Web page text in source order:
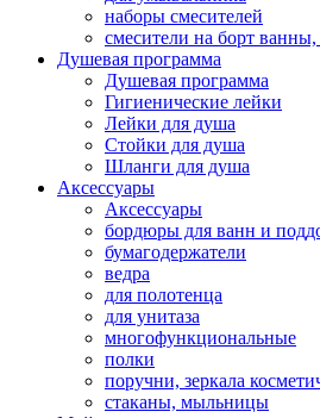
наборы смесителей
смесители на борт
Душевая программа
Душевая программа
Гигиенические лейки
Лейки для душа
Стойки для душа
Шланги для душа
Аксессуары
Аксессуары
бордюры для ванн и
бумагодержатели
ведра
для полотенца
для унитаза
многофункциональные
полки
поручни, зеркала
стаканы, мыльницы